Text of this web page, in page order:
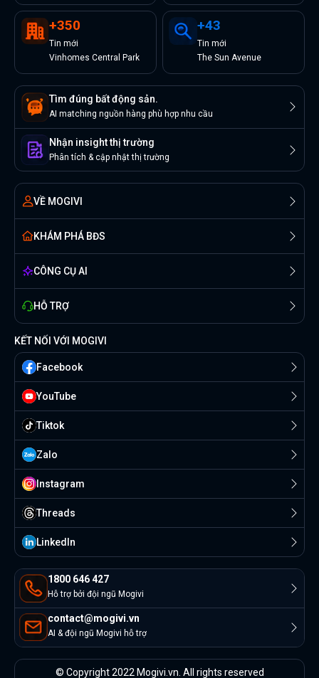
+350
Tin mới
Vinhomes Central Park
+43
Tin mới
The Sun Avenue
Tìm đúng bất động sản.
AI matching nguồn hàng phù hợp nhu cầu
Nhận insight thị trường
Phân tích & cập nhật thị trường
VỀ MOGIVI
KHÁM PHÁ BĐS
CÔNG CỤ AI
HỖ TRỢ
1800 646 427
Hỗ trợ bởi đội ngũ Mogivi
contact@mogivi.vn
AI & đội ngũ Mogivi hỗ trợ
KẾT NỐI VỚI MOGIVI
Facebook
YouTube
Tiktok
Zalo
Instagram
Threads
Linkedln
© Copyright 2022 Mogivi.vn. All rights reserved